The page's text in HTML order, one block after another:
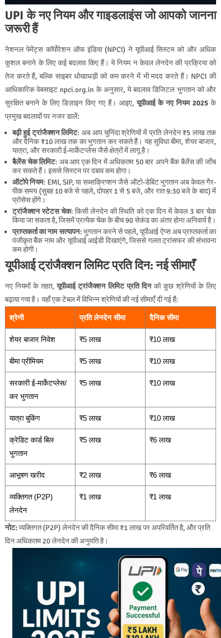
UPI के नए नियम और गाइडलाइंस जो आपको जानना
जरूरी हैं
नेशनल पेमेंट्स कॉर्पोरेशन ऑफ इंडिया (NPCI) ने यूपीआई सिस्टम को और अधिक
कुशल बनाने के लिए कई बदलाव किए हैं। ये नियम न केवल लेनदेन की प्रक्रिया को
तेज करते हैं, बल्कि साइबर धोखाधड़ी को कम करने में भी मदद करते हैं। NPCI की
आधिकारिक वेबसाइट npci.org.in के अनुसार, ये बदलाव डिजिटल भुगतान को और
सुरक्षित बनाने के लिए डिज़ाइन किए गए हैं। आइए,यूपीआई के नए नियम 2025 के
प्रमुख बदलावों पर नजर डालें:
बढ़ी हुई ट्रांजैक्शन लिमिट: अब आप चुनिंदा श्रेणियों में प्रति लेनदेन ₹5 लाख तक
और दैनिक ₹10 लाख तक का भुगतान कर सकते हैं। यह सुविधा बीमा, शेयर बाजार,
यात्रा, और सरकारी ई-मार्केटप्लेस जैसे क्षेत्रों में लागू है।
बैलेंस चेक लिमिट: अब आप एक दिन में अधिकतम 50 बार अपने बैंक बैलेंस की जाँच
कर सकते हैं। इससे सिस्टम पर दबाव कम होगा।
ऑटोपे नियम: EMI, SIP, या सब्सक्रिप्शन जैसे ऑटो-डेबिट भुगतान अब केवल गैर-
पीक समय (सुबह 10 बजे से पहले, दोपहर 1 से 5 बजे, और रात 9:30 बजे के बाद) में
प्रोसेस होंगे।
ट्रांजैक्शन स्टेटस चेक: किसी लेनदेन की स्थिति को एक दिन में केवल 3 बार चेक
किया जा सकता है, जिसमें प्रत्येक चेक के बीच 90 सेकंड का अंतर होना अनिवार्य है।
प्राप्तकर्ता का नाम सत्यापन: भुगतान करने से पहले, यूपीआई ऐप्स अब प्राप्तकर्ता का
पंजीकृत बैंक नाम और यूपीआई आईडी दिखाएंगे, जिससे गलत ट्रांसफर की संभावना
कम होगी।
यूपीआई ट्रांजैक्शन लिमिट प्रति दिन: नई सीमाएँ
नए नियमों के तहत,यूपीआई ट्रांजैक्शन लिमिट प्रति दिनको कुछ श्रेणियों के लिए
बढ़ाया गया है। यहाँ एक टेबल में विभिन्न श्रेणियों की नई सीमाएँ दी गई हैं:
श्रेणी प्रति लेनदेन सीमा दैनिक सीमा
शेयर बाजार निवेश ₹5 लाख ₹10 लाख
बीमा प्रीमियम ₹5 लाख ₹10 लाख
सरकारी ई-मार्केटप्लेस/
कर भुगतान
₹5 लाख ₹10 लाख
यात्रा बुकिंग ₹5 लाख ₹10 लाख
क्रेडिट कार्ड बिल
भुगतान
₹5 लाख ₹6 लाख
आभूषण खरीद ₹2 लाख ₹6 लाख
व्यक्तिगत (P2P)
लेनदेन
₹1 लाख ₹1 लाख
नोट:व्यक्तिगत (P2P) लेनदेन की दैनिक सीमा ₹1 लाख पर अपरिवर्तित है, और प्रति
दिन अधिकतम 20 लेनदेन की अनुमति है।